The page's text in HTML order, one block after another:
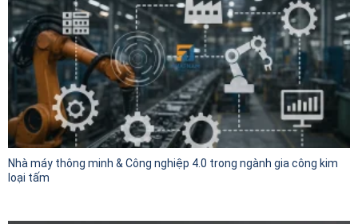
Nhà máy thông minh & Công nghiệp 4.0 trong ngành gia công kim
loại tấm